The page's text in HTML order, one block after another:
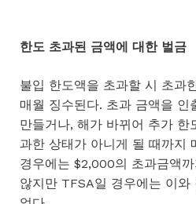
한도 초과된 금액에 대한 벌금
불입 한도액을 초과할 시 초과
매월 징수된다. 초과 금액을 인
만들거나, 해가 바뀌어 추가 한
과한 상태가 아니게 될 때까지
경우에는 $2,000의 초과금액
않지만 TFSA일 경우에는 이와